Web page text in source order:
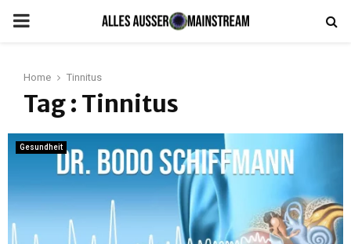
PRIMARY
Home Tinnitus
Tag : Tinnitus
Gesundheit